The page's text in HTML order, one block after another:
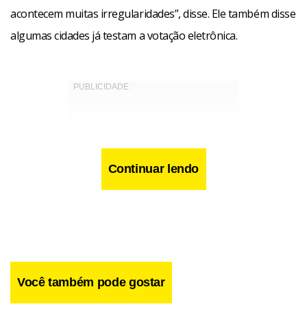
acontecem muitas irregularidades”, disse. Ele também disse
algumas cidades já testam a votação eletrônica.
Continuar lendo
Você também pode gostar